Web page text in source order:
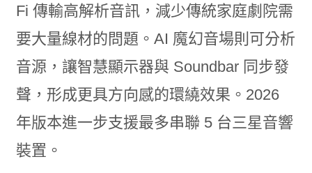
Fi 傳輸高解析音訊，減少傳統家庭劇院需
要大量線材的問題。AI 魔幻音場則可分析
音源，讓智慧顯示器與 Soundbar 同步發
聲，形成更具方向感的環繞效果。2026
年版本進一步支援最多串聯 5 台三星音響
裝置。